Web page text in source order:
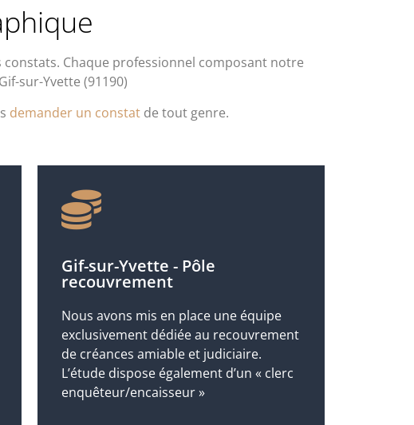
Chaque professionnel composant notre
sur-Yvette (91190)
demander un constat de tout genre.
Gif-sur-Yvette - Pôle
recouvrement
Nous avons mis en place une équipe
exclusivement dédiée au recouvrement
de créances amiable et judiciaire.
L’étude dispose également d’un « clerc
enquêteur/encaisseur »